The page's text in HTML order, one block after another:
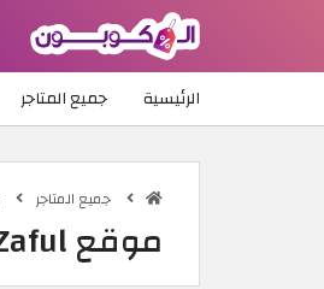
الرئيسية جميع المتاجر
جميع المتاجر
موقع Zaful الاردن | أفضل خصومات وعروض زافول